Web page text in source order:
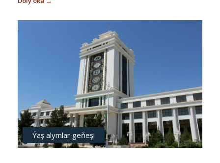
aralarynda wideo, ses, faýl, surat ýaly maglumatlaryň
alyş-çalşygny amala aş...
Ýaş alymlar geňeşi